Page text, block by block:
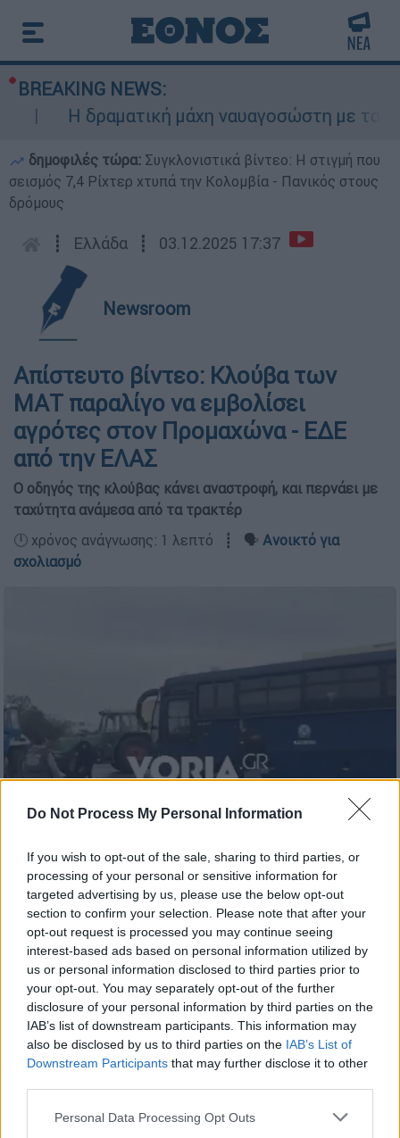
Do Not Process My Personal Information
If you wish to opt-out of the sale, sharing to third parties, or
processing of your personal or sensitive information for
targeted advertising by us, please use the below opt-out
section to confirm your selection. Please note that after your
opt-out request is processed you may continue seeing
interest-based ads based on personal information utilized by
us or personal information disclosed to third parties prior to
your opt-out. You may separately opt-out of the further
disclosure of your personal information by third parties on the
IAB’s list of downstream participants. This information may
also be disclosed by us to third parties on the IAB’s List of
Downstream Participants that may further disclose it to other
Please note that this website/app uses one or more Google
Personal Data Processing Opt Outs
BREAKING NEWS:
Η δραματική μάχη ναυαγοσώστη με τα
δημοφιλές τώρα: Συγκλονιστικά βίντεο: Η στιγμή που
σεισμός 7,4 Ρίχτερ χτυπά την Κολομβία - Πανικός στους
δρόμους
┋ Ελλάδα ┋ 03.12.2025 17:37
Newsroom
Απίστευτο βίντεο: Κλούβα των
ΜΑΤ παραλίγο να εμβολίσει
αγρότες στον Προμαχώνα - ΕΔΕ
από την ΕΛΑΣ
Ο οδηγός της κλούβας κάνει αναστροφή, και περνάει με
ταχύτητα ανάμεσα από τα τρακτέρ
🕛 χρόνος ανάγνωσης: 1 λεπτό ┋ 🗣️ Ανοικτό για
σχολιασμό
Προσθέστε το ΕΘΝΟΣ στη Google
Αίσθηση προκαλείβίντεοπου βλέπει το
φως της δημοσιότητας και δείχνει κλούβα
της ΕΛΑΣ να επιχειρεί να σπάσει μπλόκο
αγροτώνστον κόμβο Πετριτσίου στις
Σέρρες.
Όπως φαίνεται στο βίντεο, ο οδηγός της
κλούβας κάνει αναστροφή, καιπερνάει με
ταχύτητα ανάμεσα από τα τρακτέρ
, ενώ την